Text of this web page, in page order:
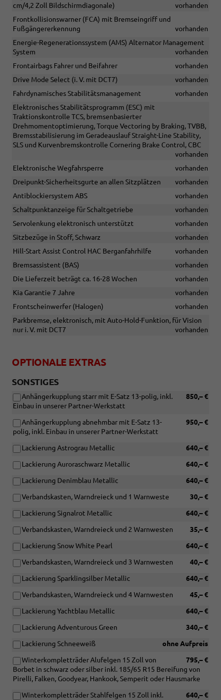
cm/4,2 Zoll Bildschirmdiagonale)
vorhanden
Frontkollisionswarner (FCA) mit Bremseingriff und
Fußgängererkennung
vorhanden
Energie-Regenerationssystem (AMS) Alternator Management
System
vorhanden
Frontairbags Fahrer und Beifahrer
vorhanden
Drive Mode Select (i. V. mit DCT7)
vorhanden
Fahrdynamisches Stabilitätsmanagement
vorhanden
Elektronisches Stabilitätsprogramm (ESC) mit
Traktionskontrolle TCS, bremsenbasierter
Drehmomentoptimierung, Torque Vectoring by Braking, TVBB,
Bremsstabilisierung im Geradeauslauf Straight-Line Stability,
SLS und Kurvenbremskontrolle Cornering Brake Control, CBC
vorhanden
Elektronische Wegfahrsperre
vorhanden
Dreipunkt-Sicherheitsgurte an allen Sitzplätzen
vorhanden
Antiblockiersystem ABS
vorhanden
Schaltpunktanzeige für Schaltgetriebe
vorhanden
Servolenkung elektronisch unterstützt
vorhanden
Sitzbezüge in Stoff, Schwarz
vorhanden
Hill-Start Assist Control HAC Berganfahrhilfe
vorhanden
Bremsassistent (BAS)
vorhanden
Die Lieferzeit beträgt ca. 16-28 Wochen
vorhanden
Kia Garantie 7 Jahre
vorhanden
Frontscheinwerfer (Halogen)
vorhanden
Parkbremse, elektronisch, mit Auto-Hold-Funktion, für Vision
nur i. V. mit DCT7
vorhanden
OPTIONALE EXTRAS
SONSTIGES
850,– €
Anhängerkupplung starr mit E-Satz 13-polig, inkl.
Einbau in unserer Partner-Werkstatt
950,– €
Anhängerkupplung abnehmbar mit E-Satz 13-
polig, inkl. Einbau in unserer Partner-Werkstatt
640,– €
Lackierung Astrograu Metallic
640,– €
Lackierung Auroraschwarz Metallic
640,– €
Lackierung Denimblau Metallic
30,– €
Verbandskasten, Warndreieck und 1 Warnweste
640,– €
Lackierung Signalrot Metallic
35,– €
Verbandskasten, Warndreieck und 2 Warnwesten
640,– €
Lackierung Snow White Pearl
40,– €
Verbandskasten, Warndreieck und 3 Warnwesten
640,– €
Lackierung Sparklingsilber Metallic
45,– €
Verbandskasten, Warndreieck und 4 Warnwesten
640,– €
Lackierung Yachtblau Metallic
340,– €
Lackierung Adventurous Green
ohne Aufpreis
Lackierung Schneeweiß
795,– €
Winterkompletträder Alufelgen 15 Zoll von
Borbet in schwarz oder silber inkl. 185/65 R15 Bereifung von
Pirelli, Falken, Goodyear, Hankook, Semperit oder Hausmarke
640,– €
Winterkompletträder Stahlfelgen 15 Zoll inkl.